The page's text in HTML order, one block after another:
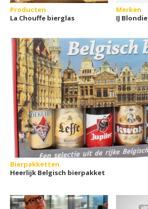
Producten
La Chouffe bierglas
Merken
IJ Blondie
Bierpakketten
Heerlijk Belgisch bierpakket